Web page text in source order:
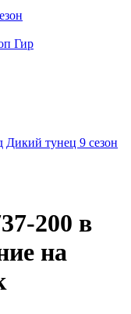
Гир
Дикий тунец 9 сезон
200 в
на